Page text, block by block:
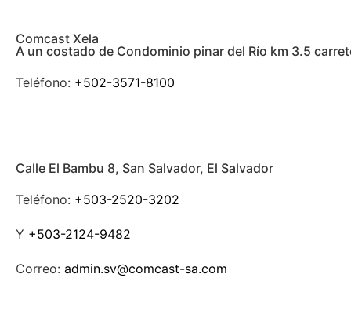
Comcast Xela
A un costado de Condominio pinar del Río km 3.5
Teléfono: +502-3571-8100
Calle El Bambu 8, San Salvador, El Salvador
Teléfono: +503-2520-3202
Y +503-2124-9482
Correo: admin.sv@comcast-sa.com